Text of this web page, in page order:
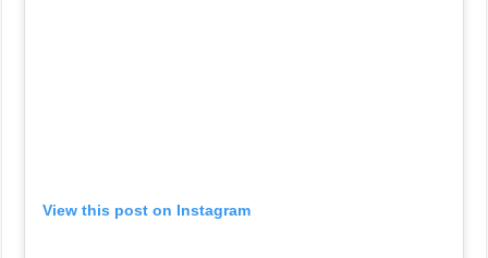
View this post on Instagram